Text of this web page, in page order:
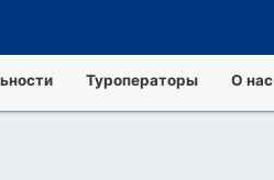
Туроператоры О нас